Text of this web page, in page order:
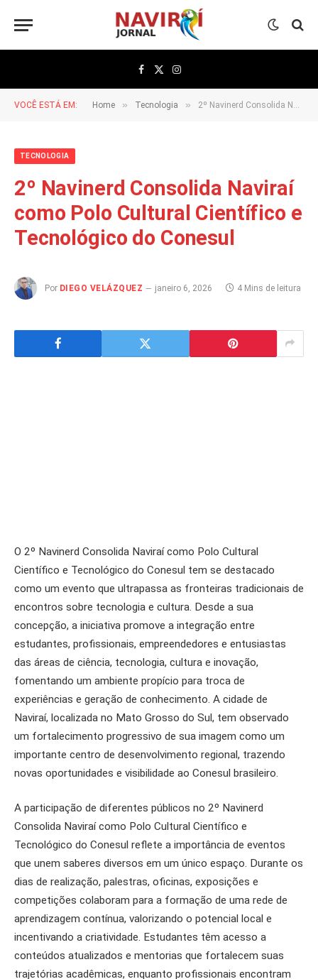
Facebook
X
(Twitter)
Instagram
VOCÊ ESTÁ EM: Home » Tecnologia » 2º Navinerd Consolida Naviraí como Polo Cultural Científico e Tecnológico do Conesul
TECNOLOGIA
2º Navinerd Consolida Naviraí
como Polo Cultural Científico e
Tecnológico do Conesul
Por DIEGO VELÁZQUEZ janeiro 6, 2026 4 Mins de leitura
O 2º Navinerd Consolida Naviraí como Polo Cultural
Científico e Tecnológico do Conesul tem se destacado
como um evento que ultrapassa as fronteiras tradicionais de
encontros sobre tecnologia e cultura. Desde a sua
concepção, a iniciativa promove a integração entre
estudantes, profissionais, empreendedores e entusiastas
das áreas de ciência, tecnologia, cultura e inovação,
fomentando um ambiente propício para troca de
experiências e geração de conhecimento. A cidade de
Naviraí, localizada no Mato Grosso do Sul, tem observado
um fortalecimento progressivo de sua imagem como um
importante centro de desenvolvimento regional, trazendo
novas oportunidades e visibilidade ao Conesul brasileiro.
A participação de diferentes públicos no 2º Navinerd
Consolida Naviraí como Polo Cultural Científico e
Tecnológico do Conesul reflete a importância de eventos
que unem saberes diversos em um único espaço. Durante os
dias de realização, palestras, oficinas, exposições e
competições colaboram para a formação de uma rede de
aprendizagem contínua, valorizando o potencial local e
incentivando a criatividade. Estudantes têm acesso a
conteúdos atualizados e mentorias que fortalecem suas
trajetórias acadêmicas, enquanto profissionais encontram